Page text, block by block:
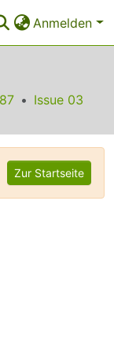
Anmelden
Issue 03
Zur Startseite